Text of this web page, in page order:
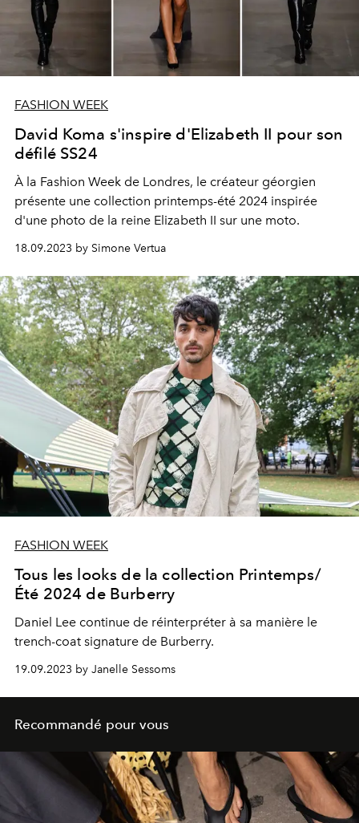
FASHION WEEK
David Koma s'inspire d'Elizabeth II pour son
défilé SS24
À la Fashion Week de Londres, le créateur géorgien
présente une collection printemps-été 2024 inspirée
d'une photo de la reine Elizabeth II sur une moto.
18.09.2023 by Simone Vertua
FASHION WEEK
Tous les looks de la collection Printemps/
Été 2024 de Burberry
Daniel Lee continue de réinterpréter à sa manière le
trench-coat signature de Burberry.
19.09.2023 by Janelle Sessoms
Recommandé pour vous